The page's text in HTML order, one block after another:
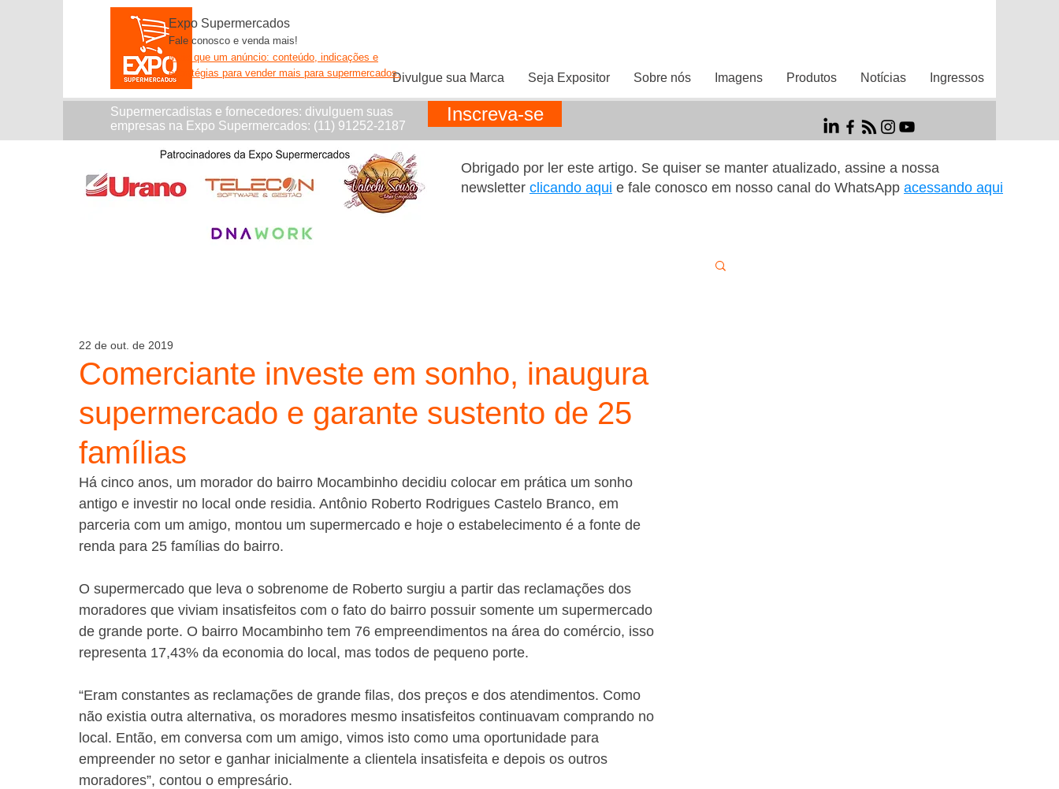
Divulgue sua Marca Seja Expositor Sobre nós Imagens Produtos Notícias Ingressos
Expo Supermercados
Fale conosco e venda mais!
Mais que um anúncio: conteúdo, indicações e
estratégias para vender mais para supermercados.
Supermercadistas e fornecedores: divulguem suas
empresas na Expo Supermercados: (11) 91252-2187
Inscreva-se
Obrigado por ler este artigo. Se quiser se manter atualizado, assine a nossa
newsletter clicando aqui e fale conosco em nosso canal do WhatsApp acessando aqui
Comerciante investe em sonho, inaugura
supermercado e garante sustento de 25
famílias
22 de out. de 2019
Há cinco anos, um morador do bairro Mocambinho decidiu colocar em prática um sonho
antigo e investir no local onde residia. Antônio Roberto Rodrigues Castelo Branco, em
parceria com um amigo, montou um supermercado e hoje o estabelecimento é a fonte de
renda para 25 famílias do bairro.
O supermercado que leva o sobrenome de Roberto surgiu a partir das reclamações dos
moradores que viviam insatisfeitos com o fato do bairro possuir somente um supermercado
de grande porte. O bairro Mocambinho tem 76 empreendimentos na área do comércio, isso
representa 17,43% da economia do local, mas todos de pequeno porte.
“Eram constantes as reclamações de grande filas, dos preços e dos atendimentos. Como
não existia outra alternativa, os moradores mesmo insatisfeitos continuavam comprando no
local. Então, em conversa com um amigo, vimos isto como uma oportunidade para
empreender no setor e ganhar inicialmente a clientela insatisfeita e depois os outros
moradores”, contou o empresário.